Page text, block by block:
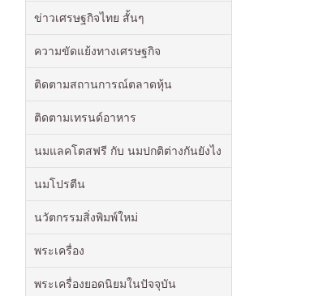
ข่าวเศรษฐกิจไทย สั้นๆ
ความขัดแย้งทางเศรษฐกิจ
ติดตามสถานการณ์ตลาดหุ้น
ติดตามเทรนด์อาหาร
นมแลคโตสฟรี กับ นมปกติต่างกันยังไง
นมโปรตีน
นวัตกรรมสิ่งพิมพ์ใหม่
พระเครื่อง
พระเครื่องยอดนิยมในปัจจุบัน